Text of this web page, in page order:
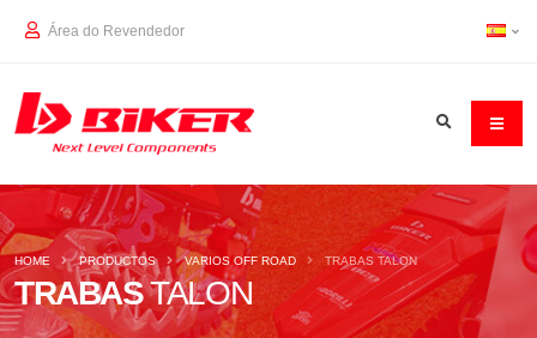
Área do Revendedor
TRABASTALON
HOME PRODUCTOS VARIOS OFF ROAD TRABAS TALON